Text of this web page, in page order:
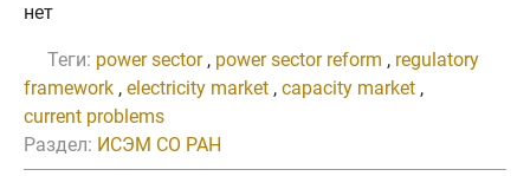
нет
Теги: power sector, power sector reform , regulatory
framework , electricity market , capacity market ,
current problems
Раздел: ИСЭМ СО РАН